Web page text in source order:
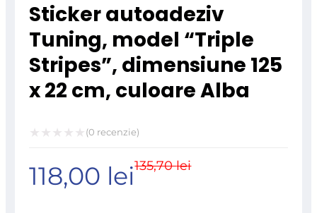
Sticker autoadeziv
Tuning, model “Triple
Stripes”, dimensiune 125
x 22 cm, culoare Alba
la
(0 recenzie)
135,70leiPrețul
118,00 lei
Prețul